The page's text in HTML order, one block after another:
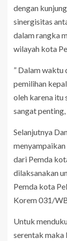
dengan
sinergisitas
dalam rangka
wilayah kota
” Dalam waktu
pemilihan
oleh karena itu
sangat penting,
Selanjutnya
dari Pemda
dilaksanakan
Pemda kota
Korem 031/
Untuk
serentak maka